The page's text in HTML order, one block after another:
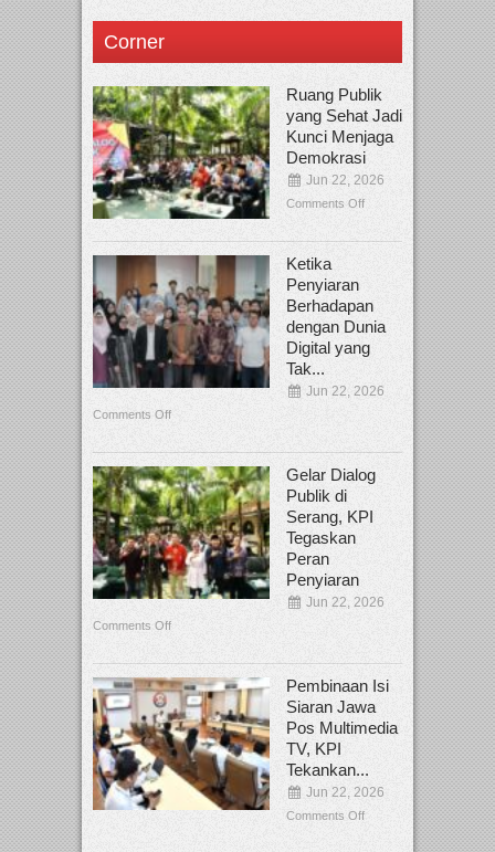
Corner
Ruang Publik
yang Sehat Jadi
Kunci Menjaga
Demokrasi
Jun 22, 2026
Comments Off
Ketika
Penyiaran
Berhadapan
dengan Dunia
Digital yang
Tak...
Jun 22, 2026
Comments Off
Gelar Dialog
Publik di
Serang, KPI
Tegaskan
Peran
Penyiaran
Jun 22, 2026
Comments Off
Pembinaan Isi
Siaran Jawa
Pos Multimedia
TV, KPI
Tekankan...
Jun 22, 2026
Comments Off